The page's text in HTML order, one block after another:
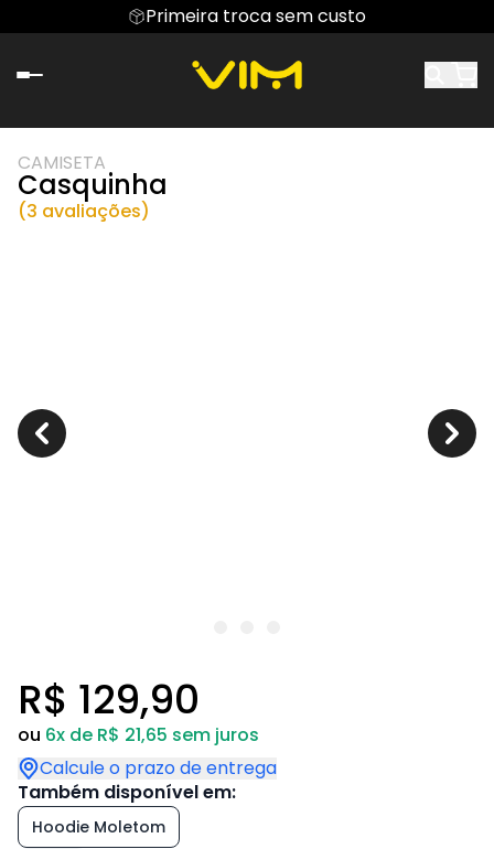
Primeira troca sem custo
CAMISETA
Casquinha
(3 avaliações)
R$ 129,90
ou 6x de R$ 21,65 sem juros
Calcule o prazo de entrega
Também disponível em:
Hoodie Moletom